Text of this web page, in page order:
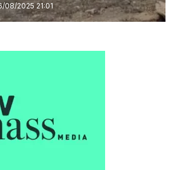
08/2025 21:01